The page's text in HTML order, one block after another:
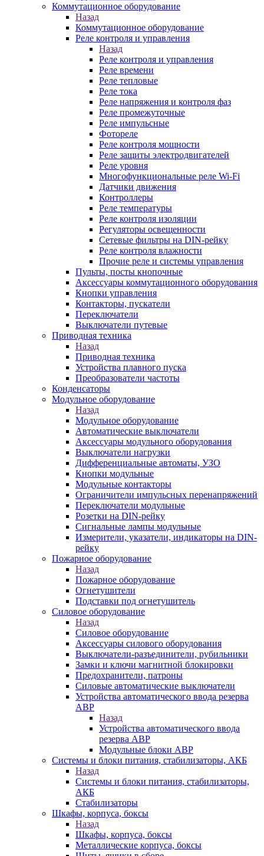
Коммутационное оборудование
Назад
Коммутационное оборудование
Реле контроля и управления
Назад
Реле контроля и управления
Реле времени
Реле тепловые
Реле тока
Реле напряжения и контроля фаз
Реле промежуточные
Реле импульсные
Фотореле
Реле контроля мощности
Реле защиты электродвигателей
Реле уровня
Многофункциональные реле Wi-Fi
Датчики движения
Контроллеры
Реле температуры
Реле контроля изоляции
Регуляторы освещенности
Сетевые фильтры на DIN-рейку
Реле контроля влажности
Прочие реле и системы управления
Пульты, посты кнопочные
Аксессуары коммутационного оборудования
Кнопки управления
Контакторы, пускатели
Переключатели
Выключатели путевые
Приводная техника
Назад
Приводная техника
Устройства плавного пуска
Преобразователи частоты
Конденсаторы
Модульное оборудование
Назад
Модульное оборудование
Автоматические выключатели
Аксессуары модульного оборудования
Выключатели нагрузки
Дифференциальные автоматы, УЗО
Кнопки модульные
Модульные контакторы
Ограничители импульсных перенапряжений
Переключатели модульные
Розетки на DIN-рейку
Сигнальные лампы модульные
Измерители, указатели, индикаторы на DIN-
рейку
Пожарное оборудование
Назад
Пожарное оборудование
Огнетушители
Подставки под огнетушитель
Силовое оборудование
Назад
Силовое оборудование
Аксессуары силового оборудования
Выключатели-разъединители, рубильники
Замки и ключи магнитной блокировки
Предохранители, патроны
Силовые автоматические выключатели
Устройства автоматического ввода резерва
АВР
Назад
Устройства автоматического ввода
резерва АВР
Модульные блоки АВР
Системы и блоки питания, стабилизаторы, АКБ
Назад
Системы и блоки питания, стабилизаторы,
АКБ
Стабилизаторы
Шкафы, корпуса, боксы
Назад
Шкафы, корпуса, боксы
Металлические корпуса, боксы